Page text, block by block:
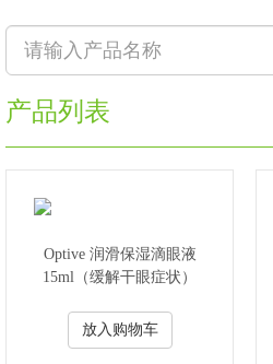
产品列表
Optive 润滑保湿滴眼液
15ml（缓解干眼症状）
放入购物车